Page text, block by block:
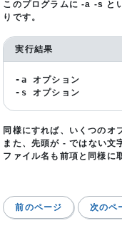
このプログラムに -a -s と
りです。
実行結果
-a オプション
-s オプション
同様にすれば、いくつのオ
また、先頭が - ではない文
ファイル名も前項と同様に
前のページ 次のペ